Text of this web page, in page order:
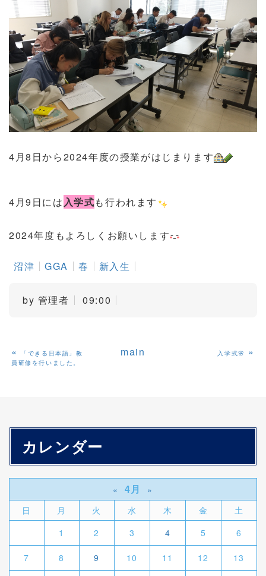
4月8日から2024年度の授業がはじまります
4月9日には 入学式も行われます
2024年度もよろしくお願いします
沼津 GGA 春 新入生
by 管理者 09:00
«
「できる日本語」教
員研修を行いました。
main 入学式🌸 »
カレンダー
« 4月
»
日
月 火 水 木 金
土
1
2 3 4 5 6
7 8 9 10 11 12 13